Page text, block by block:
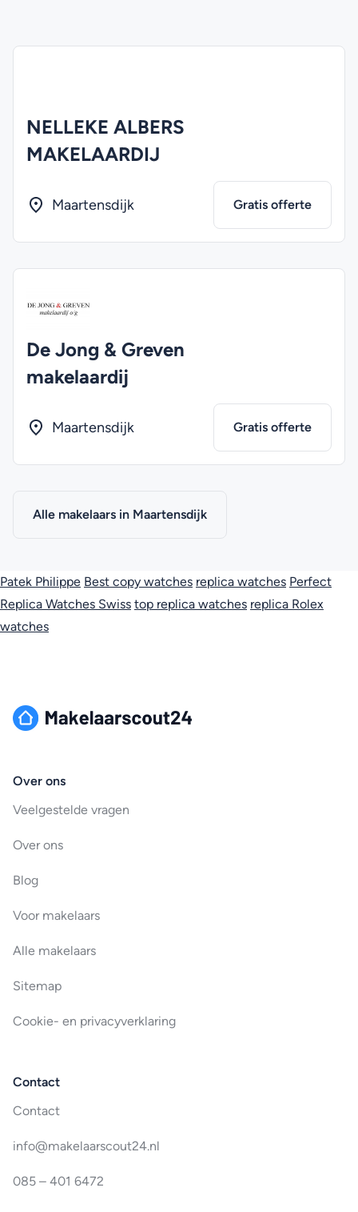
NELLEKE ALBERS
MAKELAARDIJ
Maartensdijk Gratis offerte
De Jong & Greven
makelaardij
Maartensdijk Gratis offerte
Alle makelaars in Maartensdijk
Patek Philippe Best copy watches replica watches Perfect
Replica Watches Swiss top replica watches replica Rolex
watches
Over ons
Veelgestelde vragen
Over ons
Blog
Voor makelaars
Alle makelaars
Sitemap
Cookie- en privacyverklaring
Contact
Contact
info@makelaarscout24.nl
085 – 401 6472